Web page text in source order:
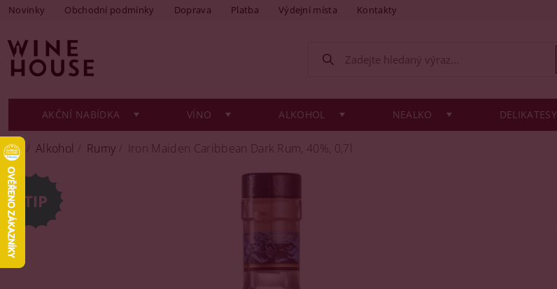
Novinky Obchodní podmínky Doprava Platba Výdejní místa Kontakty
AKČNÍ NABÍDKA VÍNO ALKOHOL NEALKO DELIKATESY
Alkohol Rumy Iron Maiden Caribbean Dark Rum, 40%, 0,7l